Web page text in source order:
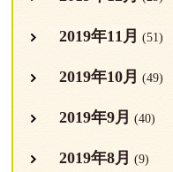
2019年11月 (51)
2019年10月 (49)
2019年9月 (40)
2019年8月 (9)